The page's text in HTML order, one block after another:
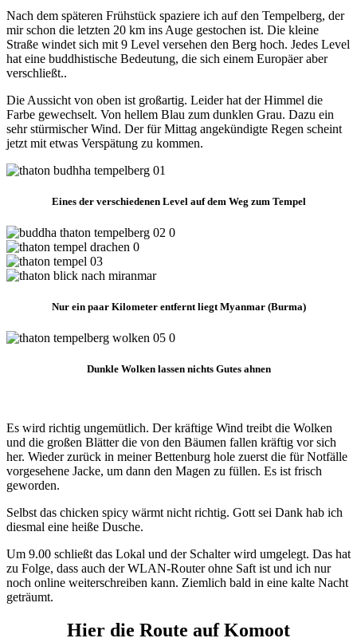
Nach dem späteren Frühstück spaziere ich auf den Tempelberg, der
mir schon die letzten 20 km ins Auge gestochen ist. Die kleine
Straße windet sich mit 9 Level versehen den Berg hoch. Jedes Level
hat eine buddhistische Bedeutung, die sich einem Europäer aber
verschließt..
Die Aussicht von oben ist großartig. Leider hat der Himmel die
Farbe gewechselt. Von hellem Blau zum dunklen Grau. Dazu ein
sehr stürmischer Wind. Der für Mittag angekündigte Regen scheint
jetzt mit etwas Verspätung zu kommen.
Eines der verschiedenen Level auf dem Weg zum Tempel
Nur ein paar Kilometer entfernt liegt Myanmar (Burma)
Dunkle Wolken lassen nichts Gutes ahnen
Es wird richtig ungemütlich. Der kräftige Wind treibt die Wolken
und die großen Blätter die von den Bäumen fallen kräftig vor sich
her. Wieder zurück in meiner Bettenburg hole zuerst die für Notfälle
vorgesehene Jacke, um dann den Magen zu füllen. Es ist frisch
geworden.
Selbst das chicken spicy wärmt nicht richtig. Gott sei Dank hab ich
diesmal eine heiße Dusche.
Um 9.00 schließt das Lokal und der Schalter wird umgelegt. Das hat
zu Folge, dass auch der WLAN-Router ohne Saft ist und ich nur
noch online weiterschreiben kann. Ziemlich bald in eine kalte Nacht
geträumt.
Hier die Route auf Komoot